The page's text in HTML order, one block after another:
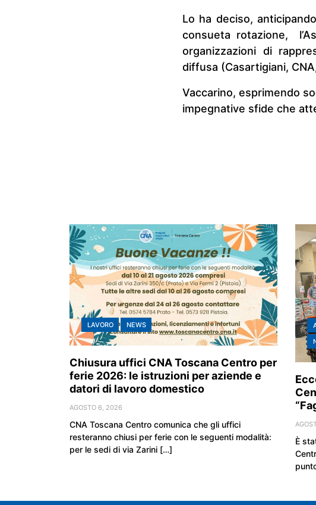
Lo ha deciso,
consueta rotazione,
organizzazioni di
diffusa (Casartigiani,
Vaccarino, esprimendo
impegnative sfide che
LAVORO NEWS
Chiusura uffici CNA Toscana Centro per
ferie 2026: le istruzioni per aziende e
datori di lavoro domestico
AGOSTO 6, 2026
CNA Toscana Centro comunica che gli uffici
resteranno chiusi per ferie con le seguenti modalità:
per le sedi di via Zarini […]
È